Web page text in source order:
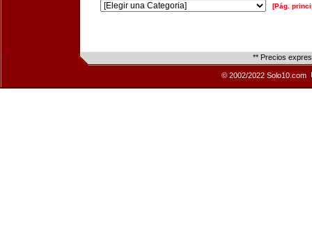
[Pág.
** Precios
© 2002/2022 Solo10.com